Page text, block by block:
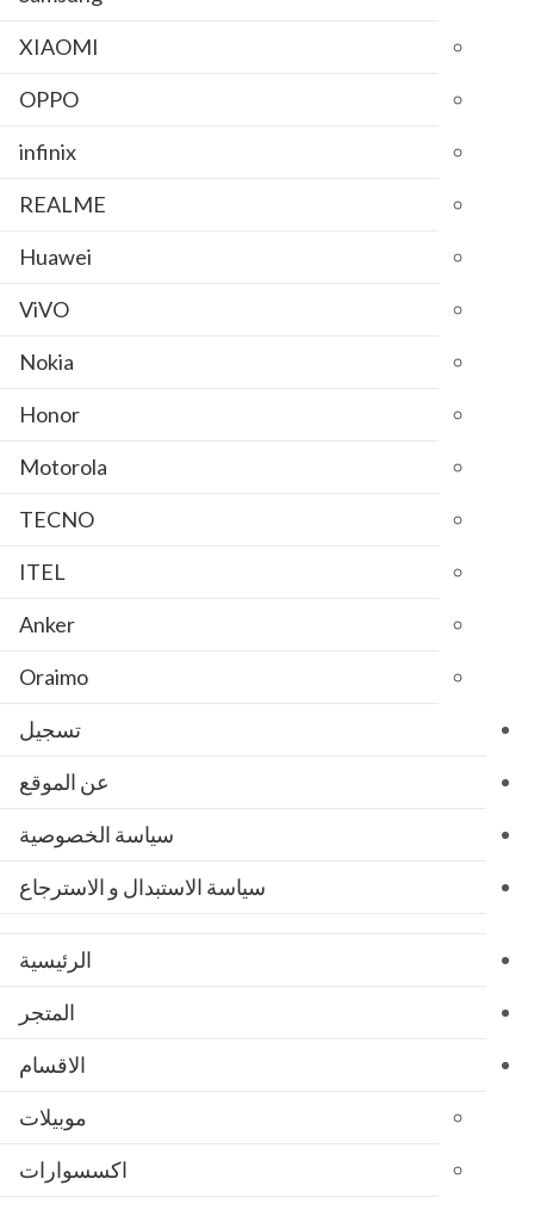
XIAOMI
OPPO
infinix
REALME
Huawei
ViVO
Nokia
Honor
Motorola
TECNO
ITEL
Anker
Oraimo
تسجيل
عن الموقع
سياسة الخصوصية
سياسة الاستبدال و الاسترجاع
الرئيسية
المتجر
الاقسام
موبيلات
اكسسوارات